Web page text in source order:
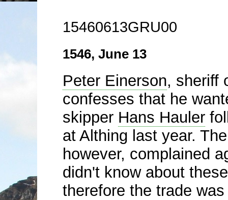
15460613GRU00
1546, June 13
Peter Einerson, sheriff
confesses that he
skipper Hans Hauler
at Althing last year.
however, complained
didn't know about
therefore the trade